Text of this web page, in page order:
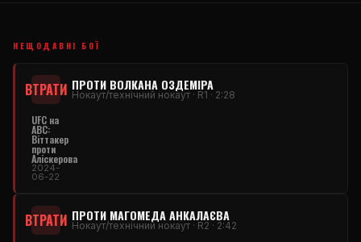
НЕЩОДАВНІ БОЇ
ВТРАТИ ПРОТИ ВОЛКАНА ОЗДЕМІРА
Нокаут/технічний нокаут · R1 · 2:28
UFC на
ABC:
Віттакер
проти
Аліскерова
2024-
06-22
ВТРАТИ ПРОТИ МАГОМЕДА АНКАЛАЄВА
Нокаут/технічний нокаут · R2 · 2:42